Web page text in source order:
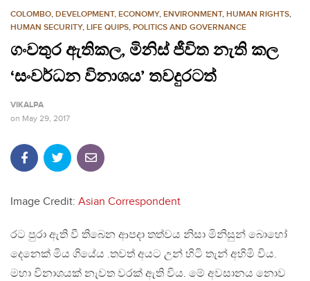
COLOMBO, DEVELOPMENT, ECONOMY, ENVIRONMENT, HUMAN RIGHTS,
HUMAN SECURITY, LIFE QUIPS, POLITICS AND GOVERNANCE
ගංවතුර ඇතිකල, මිනිස් ජීවිත නැති කල
‘සංවර්ධන විනාශය’ තවදුරටත්
VIKALPA
on May 29, 2017
Image Credit: Asian Correspondent
රට පුරා ඇති වී තිබෙන ආපදා තත්වය නිසා මිනිසුන් බොහෝ
දෙනෙක් මිය ගියේය .තවත් අයට උන් හිටි තැන් අහිමි විය.
මහා විනාශයක් නැවත වරක් ඇති විය. මේ අවසානය නොව